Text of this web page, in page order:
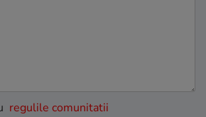
regulile comunitatii